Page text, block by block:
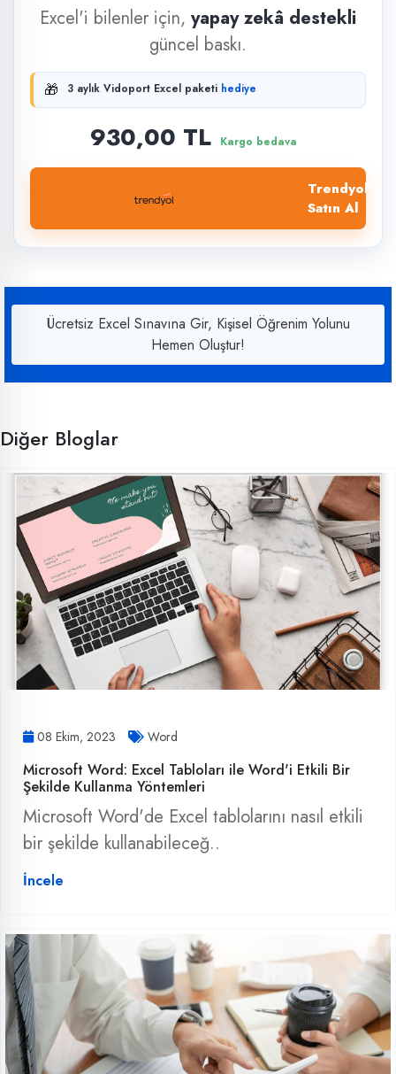
Excel'i bilenler için, yapay zekâ destekli
güncel baskı.
🎁 3 aylık Vidoport Excel paketi hediye
930,00 TL Kargo bedava
Trendyol'dan
Satın Al
Ücretsiz Excel Sınavına Gir, Kişisel Öğrenim Yolunu
Hemen Oluştur!
Diğer Bloglar
08 Ekim, 2023 Word
Microsoft Word: Excel Tabloları ile Word'i Etkili Bir
Şekilde Kullanma Yöntemleri
Microsoft Word'de Excel tablolarını nasıl etkili
bir şekilde kullanabileceğ..
İncele